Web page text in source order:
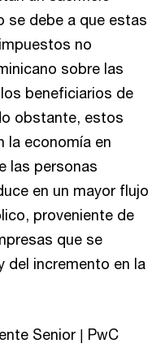
se debe a que estas
no
sobre las
beneficiarios de
obstante, estos
la economía en
las personas
en un mayor flujo
proveniente de
que se
del incremento en la
Senior | PwC